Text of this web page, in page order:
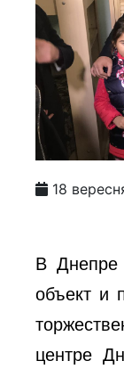
18
В Днепре
объект и
центре